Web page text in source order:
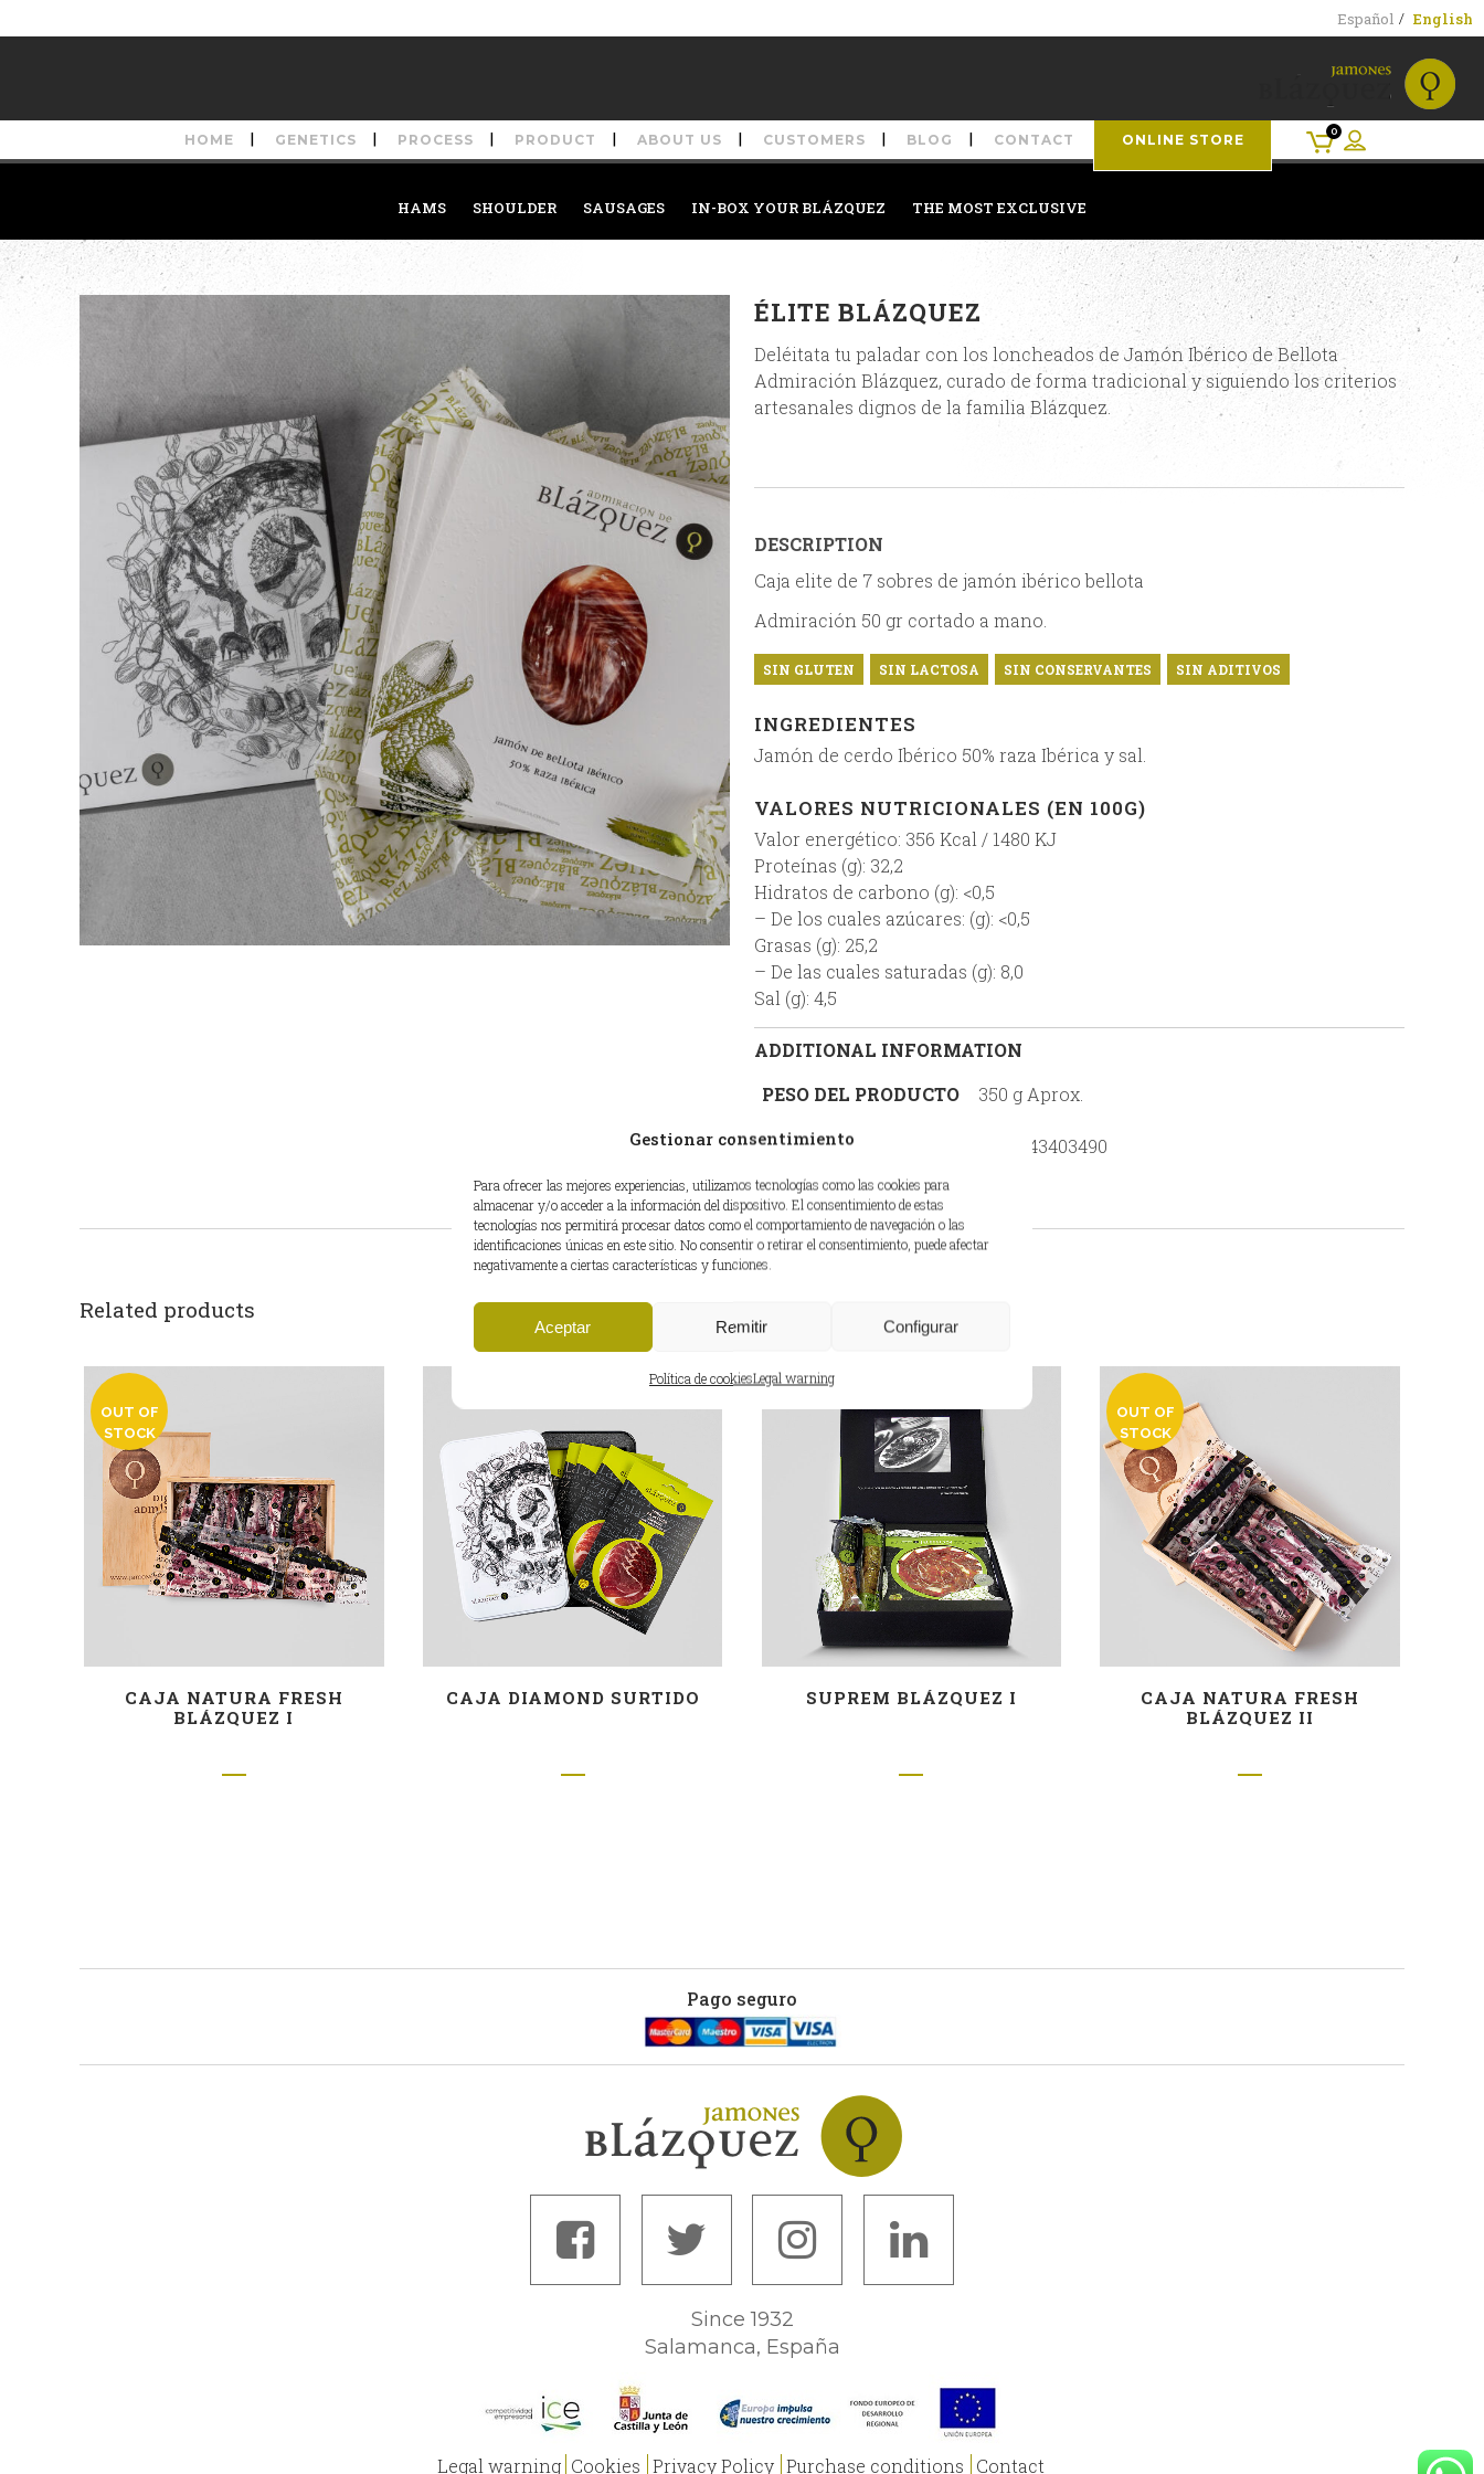
Gestionar consentimiento
Para ofrecer las mejores experiencias, utilizamos tecnologías como las cookies para
almacenar y/o acceder a la información del dispositivo. El consentimiento de estas
tecnologías nos permitirá procesar datos como el comportamiento de navegación o las
identificaciones únicas en este sitio. No consentir o retirar el consentimiento, puede afectar
negativamente a ciertas características y funciones.
Aceptar Remitir Configurar
Política de cookiesLegal warning
Español English
HOME GENETICS PROCESS PRODUCT ABOUT US CUSTOMERS BLOG CONTACT ONLINE STORE
0
HAMS SHOULDER SAUSAGES IN-BOX YOUR BLÁZQUEZ THE MOST EXCLUSIVE
ÉLITE BLÁZQUEZ
Deléitata tu paladar con los loncheados de Jamón Ibérico de Bellota
Admiración Blázquez, curado de forma tradicional y siguiendo los criterios
artesanales dignos de la familia Blázquez.
DESCRIPTION
Caja elite de 7 sobres de jamón ibérico bellota
Admiración 50 gr cortado a mano.
SIN GLUTEN SIN LACTOSA SIN CONSERVANTES SIN ADITIVOS
INGREDIENTES
Jamón de cerdo Ibérico 50% raza Ibérica y sal.
VALORES NUTRICIONALES (EN 100G)
Valor energético: 356 Kcal / 1480 KJ
Proteínas (g): 32,2
Hidratos de carbono (g): <0,5
– De los cuales azúcares: (g): <0,5
Grasas (g): 25,2
– De las cuales saturadas (g): 8,0
Sal (g): 4,5
ADDITIONAL INFORMATION
PESO DEL PRODUCTO
350 g Aprox.
EAN 8435543403490
Related products
OUT OF
STOCK
CAJA NATURA FRESH
BLÁZQUEZ I
CAJA DIAMOND SURTIDO SUPREM BLÁZQUEZ I
OUT OF
STOCK
CAJA NATURA FRESH
BLÁZQUEZ II
Pago seguro
Since 1932
Salamanca, España
Legal warning Cookies Privacy Policy Purchase conditions Contact